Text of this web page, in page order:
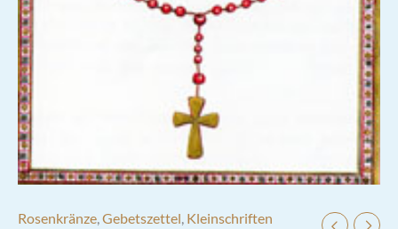
Rosenkränze Gebetszettel Kleinschriften